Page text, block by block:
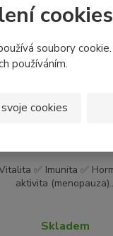
cookies
soubory
používáním.
cookies
✅ Imunita ✅
aktivita
Skladem